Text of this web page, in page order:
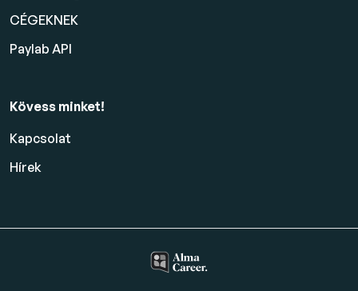
CÉGEKNEK
Paylab API
Kövess minket!
Kapcsolat
Hírek